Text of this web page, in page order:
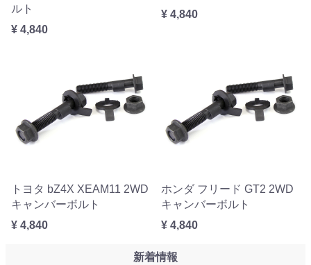
ルト
¥ 4,840
¥ 4,840
トヨタ bZ4X XEAM11 2WD
キャンバーボルト
¥ 4,840
ホンダ フリード GT2 2WD
キャンバーボルト
¥ 4,840
新着情報